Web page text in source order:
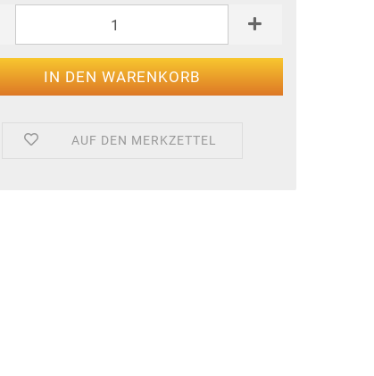
AUF DEN MERKZETTEL